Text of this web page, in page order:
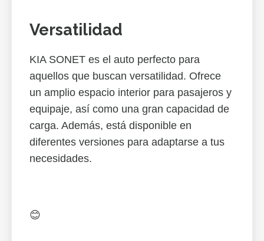
Versatilidad
KIA SONET es el auto perfecto para
aquellos que buscan versatilidad. Ofrece
un amplio espacio interior para pasajeros y
equipaje, así como una gran capacidad de
carga. Además, está disponible en
diferentes versiones para adaptarse a tus
necesidades.
😊